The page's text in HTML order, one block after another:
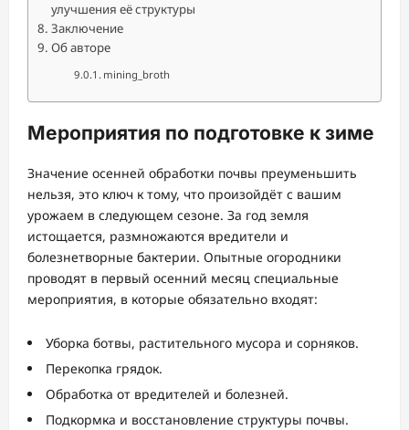
улучшения её структуры
Заключение
Об авторе
mining_broth
Мероприятия по подготовке к зиме
Значение осенней обработки почвы преуменьшить
нельзя, это ключ к тому, что произойдёт с вашим
урожаем в следующем сезоне. За год земля
истощается, размножаются вредители и
болезнетворные бактерии. Опытные огородники
проводят в первый осенний месяц специальные
мероприятия, в которые обязательно входят:
Уборка ботвы, растительного мусора и сорняков.
Перекопка грядок.
Обработка от вредителей и болезней.
Подкормка и восстановление структуры почвы.